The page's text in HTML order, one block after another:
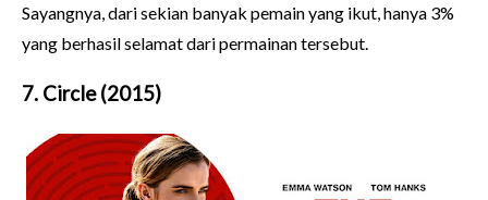
Sayangnya, dari sekian banyak pemain yang ikut, hanya 3%
yang berhasil selamat dari permainan tersebut.
7. Circle (2015)